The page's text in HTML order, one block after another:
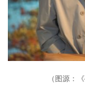
（图源：